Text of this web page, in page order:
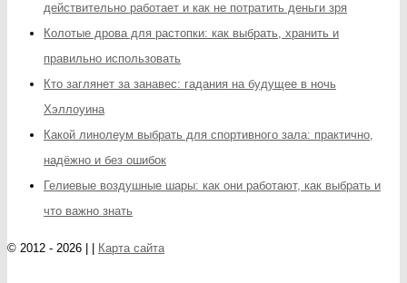
действительно работает и как не потратить деньги зря
Колотые дрова для растопки: как выбрать, хранить и
правильно использовать
Кто заглянет за занавес: гадания на будущее в ночь
Хэллоуина
Какой линолеум выбрать для спортивного зала: практично,
надёжно и без ошибок
Гелиевые воздушные шары: как они работают, как выбрать и
что важно знать
© 2012 - 2026 | | Карта сайта